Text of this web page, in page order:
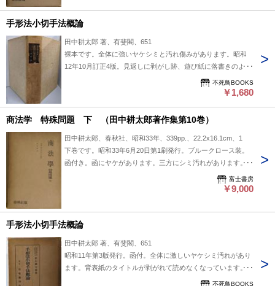
手形法小切手法概論
田中耕太郎 著、有斐閣、651
裸本です。全体に強いヤケシミと汚れ傷みがあります。昭和
12年10月訂正4版。見返しに剥がし跡、遊び紙に落書きのよう
不死鳥BOOKS
￥1,680
商法学 特殊問題 下 （田中耕太郎著作集第10巻）
田中耕太郎、春秋社、昭和33年、339pp.、22.2x16.1cm、1
下巻です。昭和33年6月20日第1刷発行。ブルークロース装。
函付き。函にヤケがあります。三方にシミ汚れがあります。本
富士書房
￥9,000
手形法小切手法概論
田中耕太郎 著、有斐閣、651
昭和11年第3版発行。函付。全体に激しいヤケシミ汚れがあり
ます。背表紙のタイトルが剥がれて読めなくなっています。見
開きに剥がし跡、余白地にペンで塗りつぶしがあります。ペー
不死鳥BOOKS